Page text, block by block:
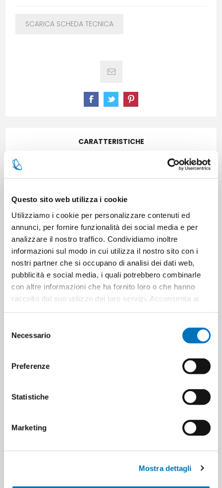
Questo sito web utilizza i cookie
Utilizziamo i cookie per personalizzare contenuti ed
annunci, per fornire funzionalità dei social media e per
analizzare il nostro traffico. Condividiamo inoltre
informazioni sul modo in cui utilizza il nostro sito con i
nostri partner che si occupano di analisi dei dati web,
pubblicità e social media, i quali potrebbero combinarle
con altre informazioni che ha fornito loro o che hanno
raccolto dal suo utilizzo dei loro servizi. Acconsenta ai
delNecessario
Preferenze
Statistiche
Marketing
Mostra dettagli
SCARICA SCHEDA TECNICA
CARATTERISTICHE
Pezzi per cartone 6
Cartoni per pallet 0
Cartoni per strato 21
Minimo di vendita 6
HANNO ACQUISTATO ANCHE